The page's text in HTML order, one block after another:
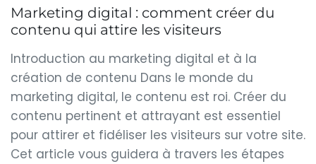
Marketing digital : comment créer du
contenu qui attire les visiteurs
Introduction au marketing digital et à la
création de contenu Dans le monde du
marketing digital, le contenu est roi. Créer du
contenu pertinent et attrayant est essentiel
pour attirer et fidéliser les visiteurs sur votre site.
Cet article vous guidera à travers les étapes